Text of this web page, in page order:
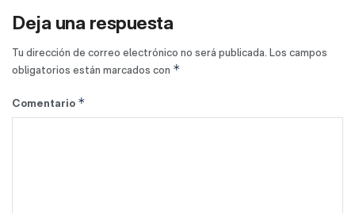
Deja una respuesta
Tu dirección de correo electrónico no será publicada. Los campos
obligatorios están marcados con *
Comentario *